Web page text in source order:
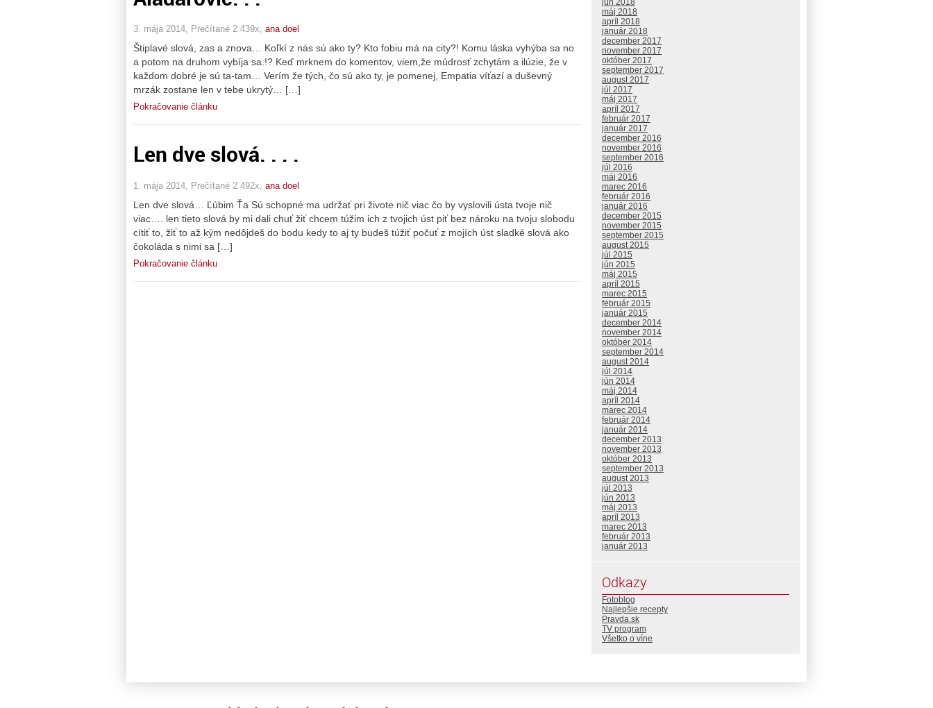
3. mája 2014, Prečítané 2 439x, ana doel
Štiplavé slová, zas a znova… Koľkí z nás sú ako ty? Kto fobiu má na city?! Komu láska vyhýba sa no
a potom na druhom vybíja sa.!? Keď mrknem do komentov, viem,že múdrosť zchytám a ilúzie, že v
každom dobré je sú ta-tam… Verím že tých, čo sú ako ty, je pomenej, Empatia víťazí a duševný
mrzák zostane len v tebe ukrytý… […]
Pokračovanie článku
Len dve slová. . . .
1. mája 2014, Prečítané 2 492x, ana doel
Len dve slová… Ľúbim Ťa Sú schopné ma udržať pri živote nič viac čo by vyslovili ústa tvoje nič
viac…. len tieto slová by mi dali chuť žiť chcem túžim ich z tvojich úst piť bez nároku na tvoju slobodu
cítiť to, žiť to až kým nedôjdeš do bodu kedy to aj ty budeš túžiť počuť z mojích úst sladké slová ako
čokoláda s nimi sa […]
Pokračovanie článku
jún 2018
máj 2018
apríl 2018
január 2018
december 2017
november 2017
október 2017
september 2017
august 2017
júl 2017
máj 2017
apríl 2017
február 2017
január 2017
december 2016
november 2016
september 2016
júl 2016
máj 2016
marec 2016
február 2016
január 2016
december 2015
november 2015
september 2015
august 2015
júl 2015
jún 2015
máj 2015
apríl 2015
marec 2015
február 2015
január 2015
december 2014
november 2014
október 2014
september 2014
august 2014
júl 2014
jún 2014
máj 2014
apríl 2014
marec 2014
február 2014
január 2014
december 2013
november 2013
október 2013
september 2013
august 2013
júl 2013
jún 2013
máj 2013
apríl 2013
marec 2013
február 2013
január 2013
Odkazy
Fotoblog
Najlepšie recepty
Pravda.sk
TV program
Všetko o víne